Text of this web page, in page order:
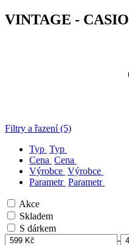
VINTAGE - CASIO
Filtry a řazení (5)
Typ Typ
Cena Cena
Výrobce Výrobce
Parametr Parametr
Akce
Skladem
S dárkem
-